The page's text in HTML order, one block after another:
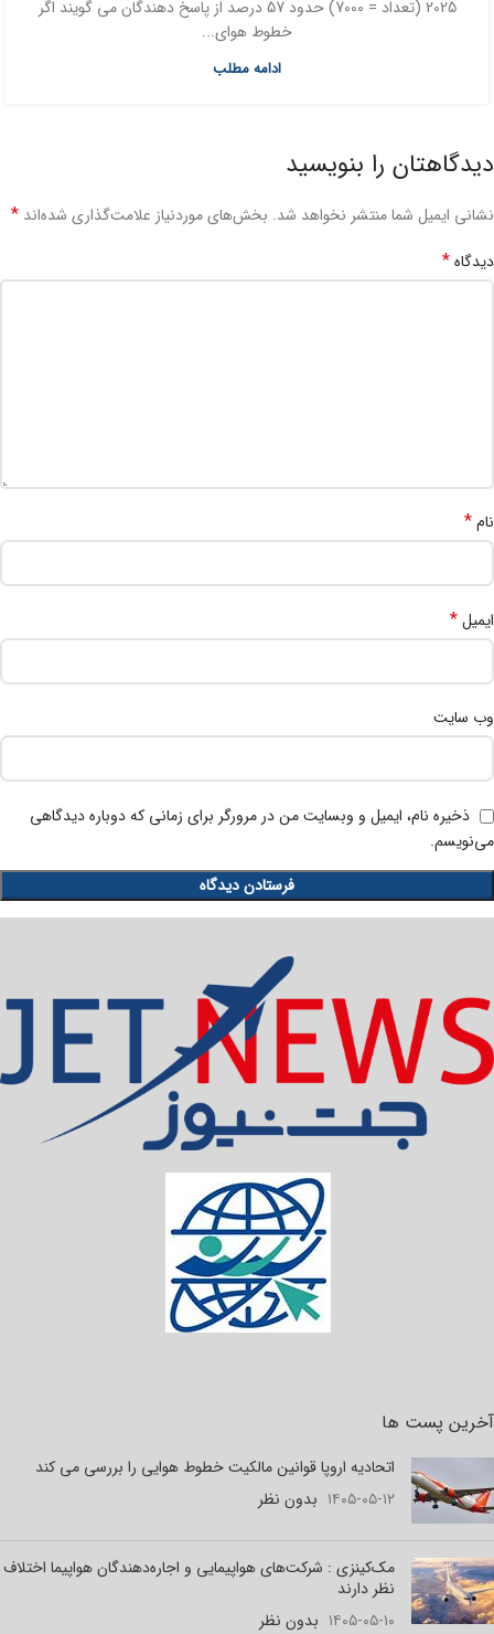
2025 (تعداد = 7000) حدود 57 درصد از پاسخ دهندگان می گویند اگر
خطوط هوای...
ادامه مطلب
دیدگاهتان را بنویسید
نشانی ایمیل شما منتشر نخواهد شد. بخش‌های موردنیاز علامت‌گذاری شده‌اند *
دیدگاه*
نام*
ایمیل*
وب‌ سایت
ذخیره نام، ایمیل و وبسایت من در مرورگر برای زمانی که دوباره دیدگاهی
می‌نویسم.
آخرین پست ها
اتحادیه اروپا قوانین مالکیت خطوط هوایی را بررسی می کند
۱۴۰۵-۰۵-۱۲ بدون نظر
مک‌کینزی : شرکت‌های هواپیمایی و اجاره‌دهندگان هواپیما اختلاف
نظر دارند
۱۴۰۵-۰۵-۱۰ بدون نظر